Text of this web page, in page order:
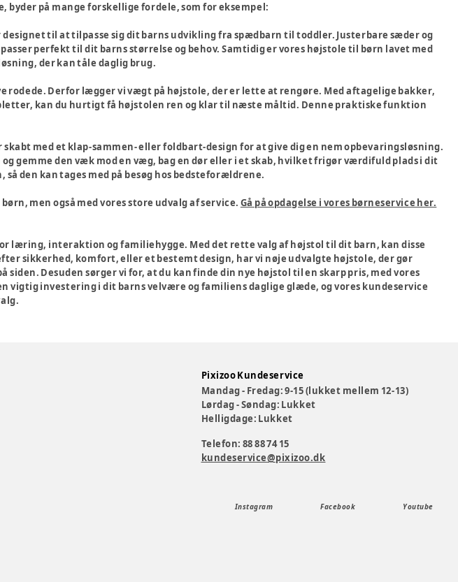
på mange forskellige fordele, som for eksempel:
designet til at tilpasse sig dit barns udvikling fra spædbarn til toddler. Justerbare sæder og
perfekt til dit barns størrelse og behov. Samtidig er vores højstole til børn lavet med
der kan tåle daglig brug.
rodede. Derfor lægger vi vægt på højstole, der er lette at rengøre. Med aftagelige bakker,
kan du hurtigt få højstolen ren og klar til næste måltid. Denne praktiske funktion
med et klap-sammen- eller foldbart-design for at give dig en nem opbevaringsløsning.
gemme den væk mod en væg, bag en dør eller i et skab, hvilket frigør værdifuld plads i dit
den kan tages med på besøg hos bedsteforældrene.
men også med vores store udvalg af service. Gå på opdagelse i vores børneservice her.
læring, interaktion og familiehygge. Med det rette valg af højstol til dit barn, kan disse
sikkerhed, komfort, eller et bestemt design, har vi nøje udvalgte højstole, der gør
siden. Desuden sørger vi for, at du kan finde din nye højstol til en skarp pris, med vores
vigtig investering i dit barns velvære og familiens daglige glæde, og vores kundeservice
Pixizoo Kundeservice
Mandag - Fredag: 9-15 (lukket mellem 12-13)
Lørdag - Søndag: Lukket
Helligdage: Lukket
Telefon: 88 88 74 15
kundeservice@pixizoo.dk
Instagram Facebook Youtube